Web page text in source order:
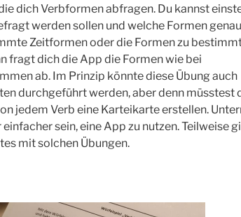
dich Verbformen abfragen. Du kannst
werden sollen und welche Formen
Zeitformen oder die Formen zu
fragt dich die App die Formen wie bei
ab. Im Prinzip könnte diese Übung auch
durchgeführt werden, aber denn müsstest
jedem Verb eine Karteikarte erstellen.
sein, eine App zu nutzen. Teilweise
mit solchen Übungen.